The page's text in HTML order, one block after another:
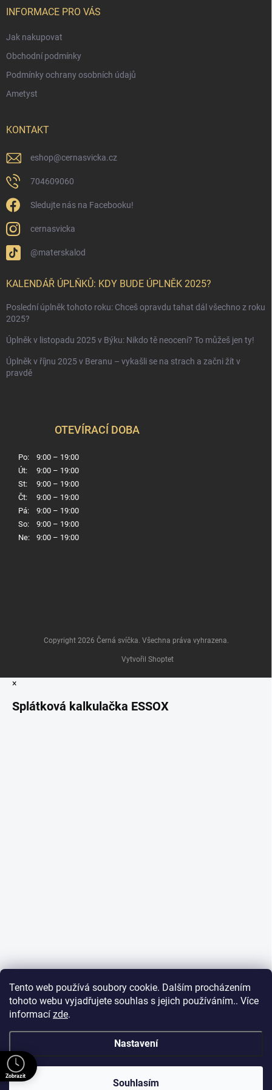
Tento web používá soubory cookie. Dalším procházením
tohoto webu vyjadřujete souhlas s jejich používáním.. Více
informací zde.
Nastavení
Souhlasím
INFORMACE PRO VÁS
Jak nakupovat
Obchodní podmínky
Podmínky ochrany osobních údajů
Ametyst
KONTAKT
eshop@cernasvicka.cz
704609060
Sledujte nás na Facebooku!
cernasvicka
@materskalod
KALENDÁŘ ÚPLŇKŮ: KDY BUDE ÚPLNĚK 2025?
Poslední úplněk tohoto roku: Chceš opravdu tahat dál všechno z roku
2025?
Úplněk v listopadu 2025 v Býku: Nikdo tě neocení? To můžeš jen ty!
Úplněk v říjnu 2025 v Beranu – vykašli se na strach a začni žít v
pravdě
OTEVÍRACÍ DOBA
Po:
9:00 – 19:00
Út:
9:00 – 19:00
St:
9:00 – 19:00
Čt:
9:00 – 19:00
Pá:
9:00 – 19:00
So:
9:00 – 19:00
Ne:
9:00 – 19:00
Vytvořil Shoptet
Copyright 2026 Černá svíčka. Všechna práva vyhrazena.
×
Splátková kalkulačka ESSOX
Zobrazit